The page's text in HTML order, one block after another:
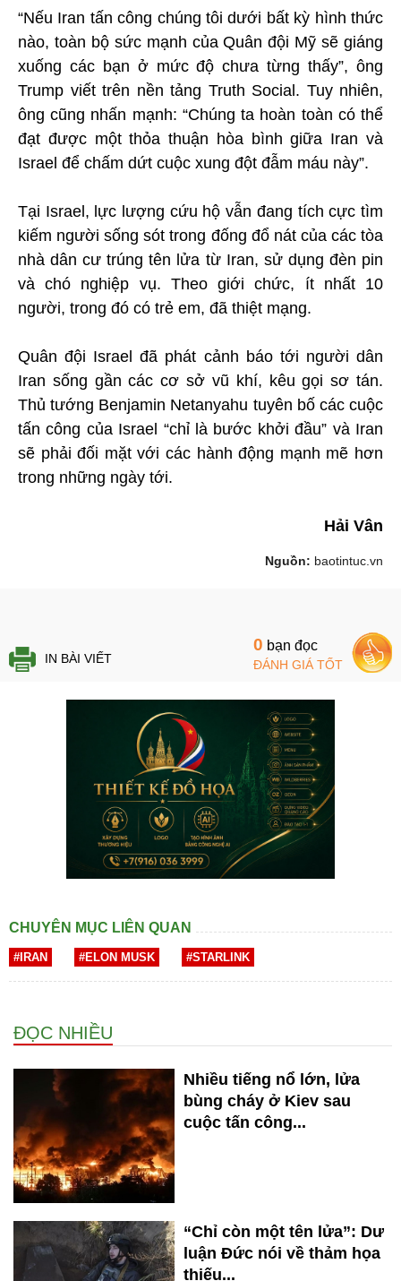
“Nếu Iran tấn công chúng tôi dưới bất kỳ hình thức
nào, toàn bộ sức mạnh của Quân đội Mỹ sẽ giáng
xuống các bạn ở mức độ chưa từng thấy”, ông
Trump viết trên nền tảng Truth Social. Tuy nhiên,
ông cũng nhấn mạnh: “Chúng ta hoàn toàn có thể
đạt được một thỏa thuận hòa bình giữa Iran và
Israel để chấm dứt cuộc xung đột đẫm máu này”.
Tại Israel, lực lượng cứu hộ vẫn đang tích cực tìm
kiếm người sống sót trong đống đổ nát của các tòa
nhà dân cư trúng tên lửa từ Iran, sử dụng đèn pin
và chó nghiệp vụ. Theo giới chức, ít nhất 10
người, trong đó có trẻ em, đã thiệt mạng.
Quân đội Israel đã phát cảnh báo tới người dân
Iran sống gần các cơ sở vũ khí, kêu gọi sơ tán.
Thủ tướng Benjamin Netanyahu tuyên bố các cuộc
tấn công của Israel “chỉ là bước khởi đầu” và Iran
sẽ phải đối mặt với các hành động mạnh mẽ hơn
trong những ngày tới.
Hải Vân
Nguồn: baotintuc.vn
IN BÀI VIẾT
0 bạn đọc
ĐÁNH GIÁ TỐT
CHUYÊN MỤC LIÊN QUAN
#IRAN #ELON MUSK #STARLINK
ĐỌC NHIỀU
Nhiều tiếng nổ lớn, lửa
bùng cháy ở Kiev sau
cuộc tấn công...
“Chỉ còn một tên lửa”: Dư
luận Đức nói về thảm họa
thiếu...